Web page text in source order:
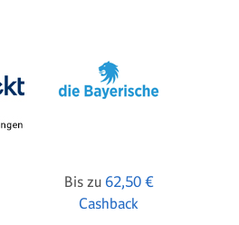
Bis zu 62,50 €
Cashback